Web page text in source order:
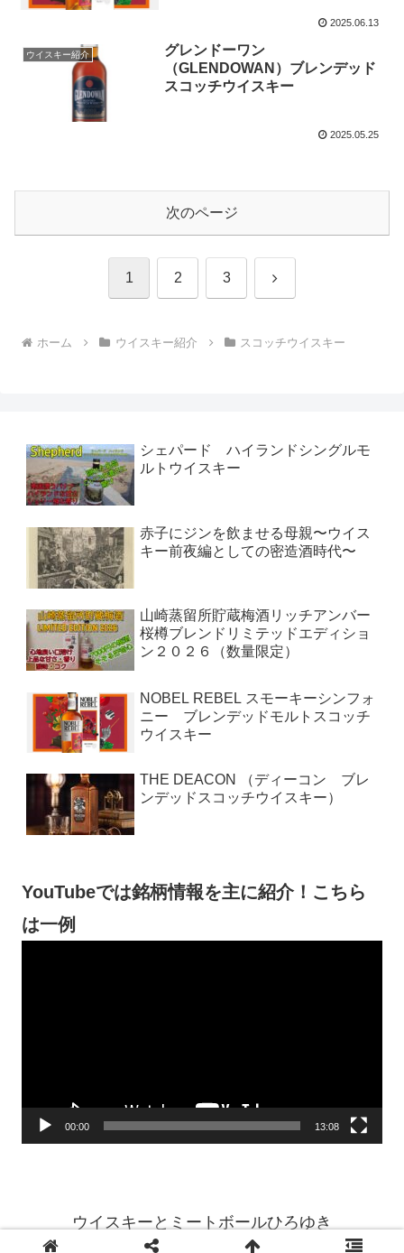
2025.06.13
ウイスキー紹介
グレンドーワン
（GLENDOWAN）ブレンデッド
スコッチウイスキー
2025.05.25
次のページ
1 2 3 次
ホーム ウイスキー紹介 スコッチウイスキー
シェパード ハイランドシングルモ
ルトウイスキー
赤子にジンを飲ませる母親〜ウイス
キー前夜編としての密造酒時代〜
山崎蒸留所貯蔵梅酒リッチアンバー
桜樽ブレンドリミテッドエディショ
ン２０２６（数量限定）
NOBEL REBEL スモーキーシンフォ
ニー ブレンデッドモルトスコッチ
ウイスキー
THE DEACON （ディーコン ブレ
ンデッドスコッチウイスキー）
YouTubeでは銘柄情報を主に紹介！こちら
は一例
00:00 13:08
ウイスキーとミートボールひろゆき
© 2024 ウイスキーとミートボールひろゆき.